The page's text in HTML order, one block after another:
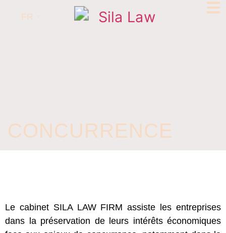
FR
CONCURRENCE
Le cabinet SILA LAW FIRM assiste les entreprises
dans la préservation de leurs intérêts économiques